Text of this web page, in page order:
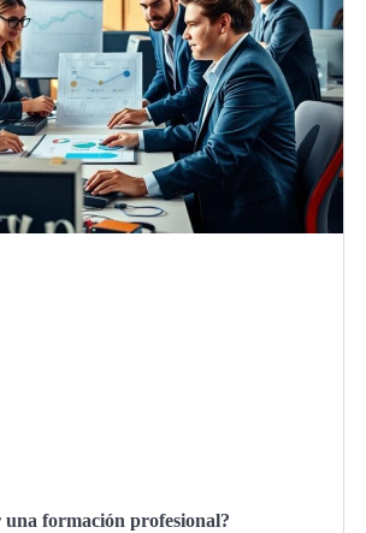
una formación profesional?